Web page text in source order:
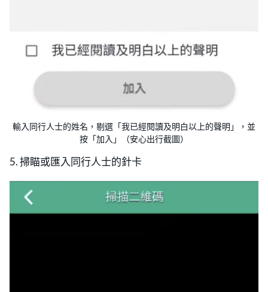
輸入同行人士的姓名，剔選「我已經閱讀及明白以上的聲明」，並
按「加入」（安心出行截圖）
5. 掃瞄或匯入同行人士的針卡